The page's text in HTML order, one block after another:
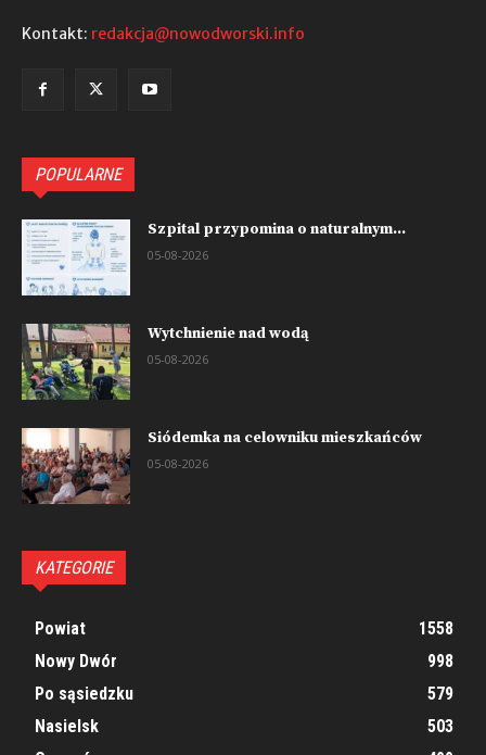
Kontakt: redakcja@nowodworski.info
POPULARNE
Szpital przypomina o naturalnym...
05-08-2026
Wytchnienie nad wodą
05-08-2026
Siódemka na celowniku mieszkańców
05-08-2026
KATEGORIE
Powiat
1558
Nowy Dwór
998
Po sąsiedzku
579
Nasielsk
503